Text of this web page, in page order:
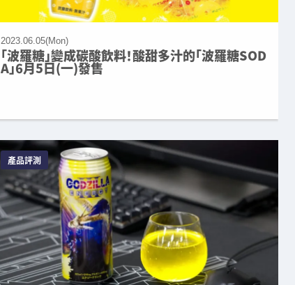
2023.06.05(Mon)
「波羅糖」變成碳酸飲料！酸甜多汁的「波羅糖SOD
A」6月5日(一)發售
產品評測